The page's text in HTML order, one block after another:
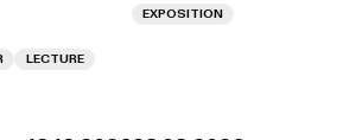
LECTURE
EXPOSITION